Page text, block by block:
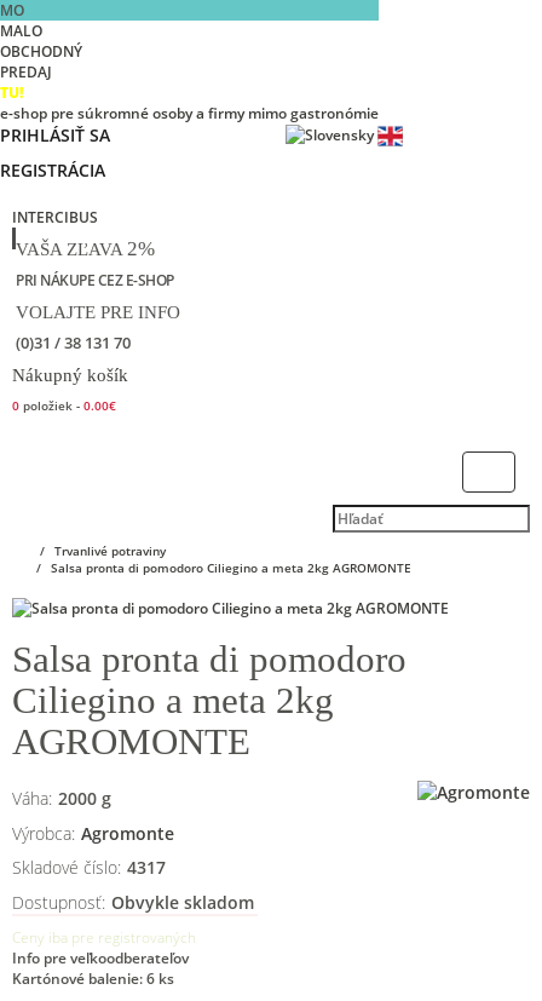
MO
MALO
OBCHODNÝ
PREDAJ
TU!
e-shop pre súkromné osoby a firmy mimo gastronómie
PRIHLÁSIŤ SA
REGISTRÁCIA
INTERCIBUS
VAŠA ZĽAVA 2%
PRI NÁKUPE CEZ E-SHOP
VOLAJTE PRE INFO
(0)31 / 38 131 70
Nákupný košík
0 položiek - 0.00€
Trvanlivé potraviny
Salsa pronta di pomodoro Ciliegino a meta 2kg AGROMONTE
Salsa pronta di pomodoro
Ciliegino a meta 2kg
AGROMONTE
Váha: 2000 g
Výrobca: Agromonte
Skladové číslo: 4317
Dostupnosť: Obvykle skladom
Ceny iba pre registrovaných
Info pre veľkoodberateľov
Kartónové balenie: 6 ks